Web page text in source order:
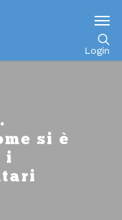
Login
si è
i